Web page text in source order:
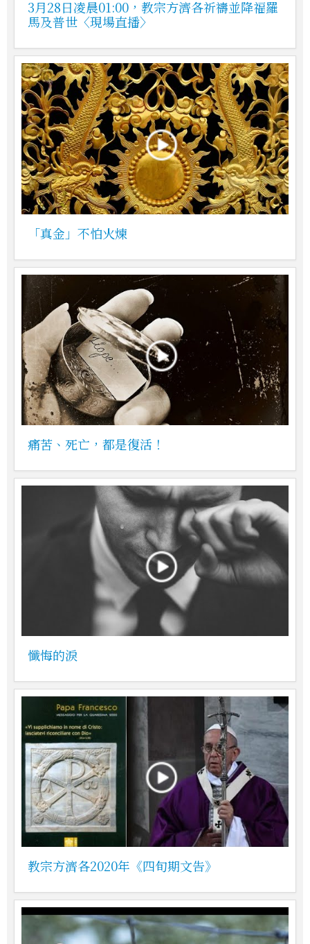
3月28日凌晨01:00，教宗方濟各祈禱並降福羅
馬及普世〈現場直播〉
「真金」不怕火煉
痛苦、死亡，都是復活！
懺悔的淚
教宗方濟各2020年《四旬期文告》